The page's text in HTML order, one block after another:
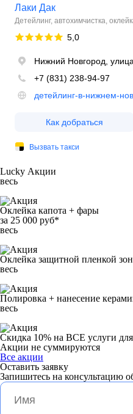
Lucky Акции
весь
Оклейка капота + фары
за 25 000 руб*
весь
Оклейка защитной пленкой
весь
Полировка + нанесение
весь
Скидка 10% на ВСЕ услуги для
Акции не суммируются
Все акции
Оставить заявку
Запишитесь на консультацию